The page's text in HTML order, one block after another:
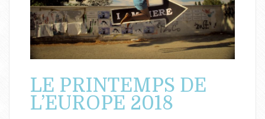
LE PRINTEMPS DE
L’EUROPE 2018